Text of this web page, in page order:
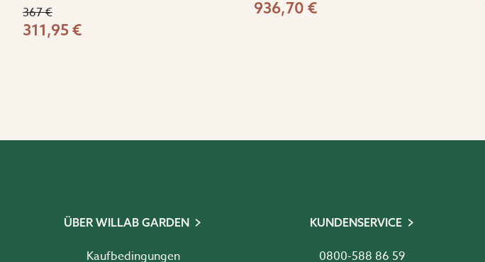
367 €
311,95 €
936,70 €
ÜBER WILLAB GARDEN
Kaufbedingungen
KUNDENSERVICE
0800-588 86 59